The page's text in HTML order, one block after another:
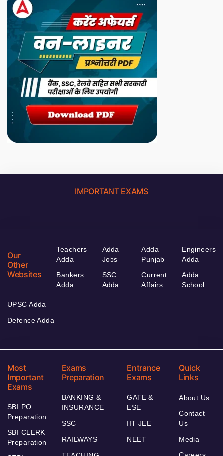
IMPORTANT EXAMS
Our
Other
Websites
Teachers
Adda
Bankers
Adda
Adda
Jobs
SSC
Adda
Adda
Punjab
Current
Affairs
Engineers
Adda
Adda
School
UPSC Adda
Defence Adda
Most
Important
Exams
SBI PO
Preparation
SBI CLERK
Preparation
Exams
Preparation
BANKING &
INSURANCE
SSC
RAILWAYS
Entrance
Exams
GATE &
ESE
IIT JEE
NEET
Quick
Links
About Us
Contact
Us
Media
Careers